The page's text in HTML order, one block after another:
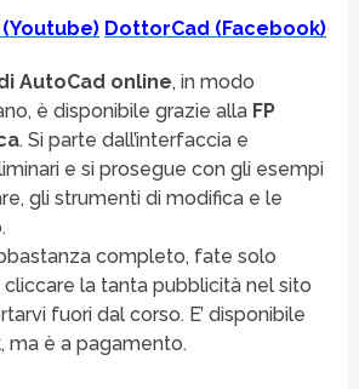
DottorCad (Facebook)
AutoCad online, in modo
è disponibile grazie alla FP
. Si parte dall’interfaccia e
e si prosegue con gli esempi
gli strumenti di modifica e le
completo, fate solo
la tanta pubblicità nel sito
fuori dal corso. E’ disponibile
ma è a pagamento.